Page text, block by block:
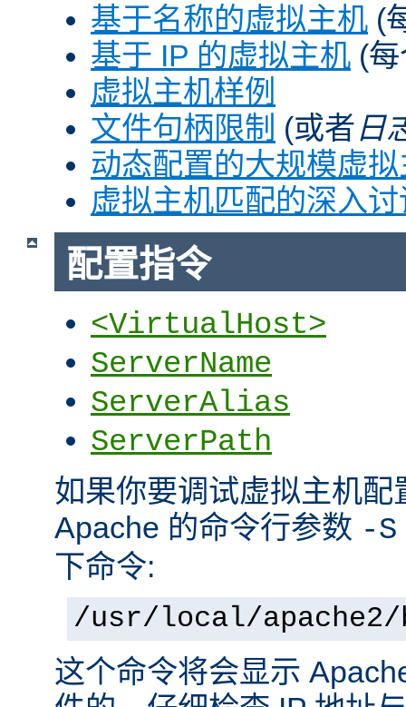
基于名称的虚拟主机 (
基于 IP 的虚拟主机 (
虚拟主机样例
文件句柄限制 (或者日
动态配置的大规模虚
虚拟主机匹配的深入讨
配置指令
<VirtualHost>
ServerName
ServerAlias
ServerPath
如果你要调试虚拟主机配
Apache 的命令行参数 -S
下命令:
/usr/local/
这个命令将会显示